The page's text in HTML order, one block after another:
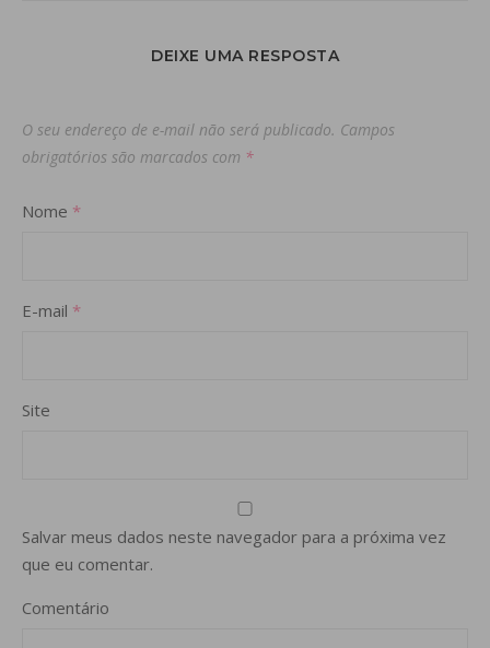
DEIXE UMA RESPOSTA
O seu endereço de e-mail não será publicado. Campos
obrigatórios são marcados com *
Nome *
E-mail *
Site
Salvar meus dados neste navegador para a próxima vez
que eu comentar.
Comentário